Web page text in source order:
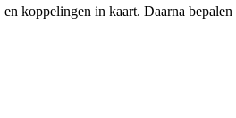
koppelingen in kaart. Daarna